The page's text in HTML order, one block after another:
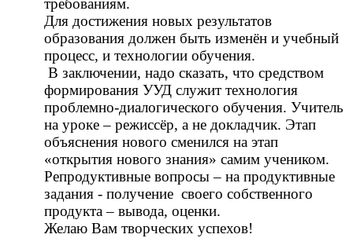
требованиям.
Для достижения новых результатов
образования должен быть изменён и учебный
процесс, и технологии обучения.
В заключении, надо сказать, что средством
формирования УУД служит технология
проблемно-диалогического обучения. Учитель
на уроке – режиссёр, а не докладчик. Этап
объяснения нового сменился на этап
«открытия нового знания» самим учеником.
Репродуктивные вопросы – на продуктивные
задания - получение своего собственного
продукта – вывода, оценки.
Желаю Вам творческих успехов!